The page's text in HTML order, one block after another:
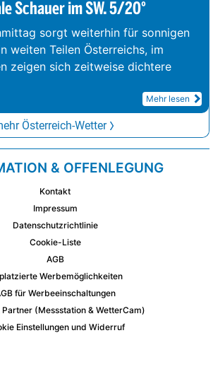
Schauer im SW. 5/20°
sorgt weiterhin für sonnigen
weiten Teilen Österreichs, im
zeigen sich zeitweise dichtere
Mehr lesen
Österreich-Wetter
& OFFENLEGUNG
Kontakt
Impressum
Datenschutzrichtlinie
Cookie-Liste
AGB
Werbemöglichkeiten
für Werbeeinschaltungen
(Messstation & WetterCam)
Einstellungen und Widerruf